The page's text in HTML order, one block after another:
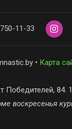
11-33
• Карта
Победителей, 84.
воскресенья